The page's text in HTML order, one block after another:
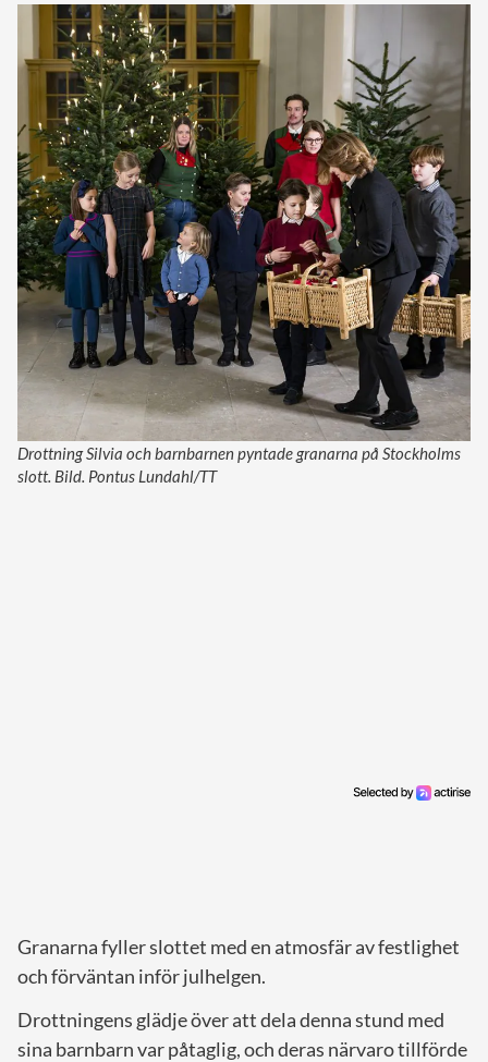
Drottning Silvia och barnbarnen pyntade granarna på Stockholms
slott. Bild. Pontus Lundahl/TT
Granarna fyller slottet med en atmosfär av festlighet
och förväntan inför julhelgen.
Drottningens glädje över att dela denna stund med
sina barnbarn var påtaglig, och deras närvaro tillförde